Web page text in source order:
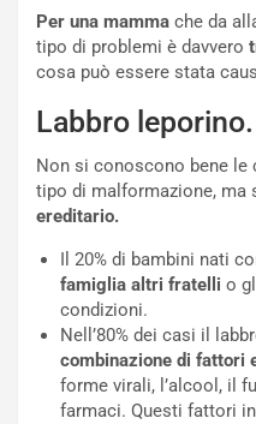
Per una mamma che da
tipo di problemi è davvero
cosa può essere stata
Labbro
Non si conoscono bene le
tipo di malformazione, ma
ereditario.
Il 20% di bambini nati
famiglia altri fratelli o
condizioni.
Nell’80% dei casi il
combinazione di fattori
forme virali, l’alcool, il
farmaci. Questi fattori